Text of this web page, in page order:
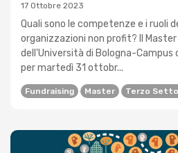
17 Ottobre 2023
Quali sono le competenze e i ruoli
organizzazioni non profit? Il Master
dell'Università di Bologna-Campus
per martedì 31 ottobr...
Fundraising Master Terzo